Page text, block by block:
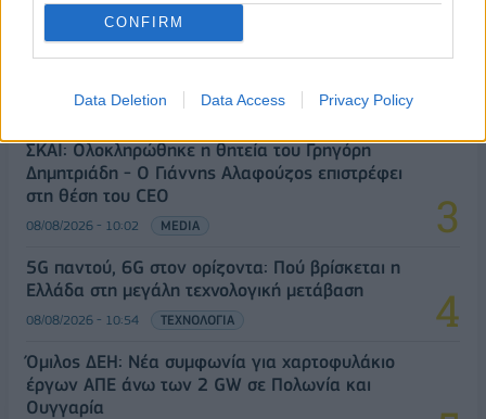
CONFIRM
Data Deletion Data Access Privacy Policy
Ελληνική Αναπτυξιακή Τράπεζα: Με «προίκα» 2
δισ. ευρώ ανοίγει δρόμο για δάνεια έως 5 δισ. σε
08/08/2026 - 11:22 ΤΡΑΠΕΖΕΣ
ΣΚΑΪ: Ολοκληρώθηκε η θητεία του Γρηγόρη
Δημητριάδη - Ο Γιάννης Αλαφούζος επιστρέφει
στη θέση του CEO
08/08/2026 - 10:02 MEDIA
5G παντού, 6G στον ορίζοντα: Πού βρίσκεται η
Ελλάδα στη μεγάλη τεχνολογική μετάβαση
08/08/2026 - 10:54 ΤΕΧΝΟΛΟΓΙΑ
Όμιλος ΔΕΗ: Νέα συμφωνία για χαρτοφυλάκιο
έργων ΑΠΕ άνω των 2 GW σε Πολωνία και
Ουγγαρία